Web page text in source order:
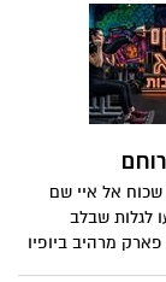
אז איפה כדאי
אל איי שם
לגלות שבלב
מרהיב ביופיו